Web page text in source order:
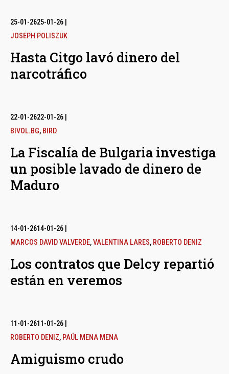
25-01-2625-01-26
JOSEPH POLISZUK
Hasta Citgo lavó dinero del
narcotráfico
22-01-2622-01-26
BIVOL.BG, BIRD
La Fiscalía de Bulgaria investiga
un posible lavado de dinero de
Maduro
14-01-2614-01-26
MARCOS DAVID VALVERDE,VALENTINA LARES, ROBERTO DENIZ
Los contratos que Delcy repartió
están en veremos
11-01-2611-01-26
ROBERTO DENIZ, PAÚL MENA MENA
Amiguismo crudo